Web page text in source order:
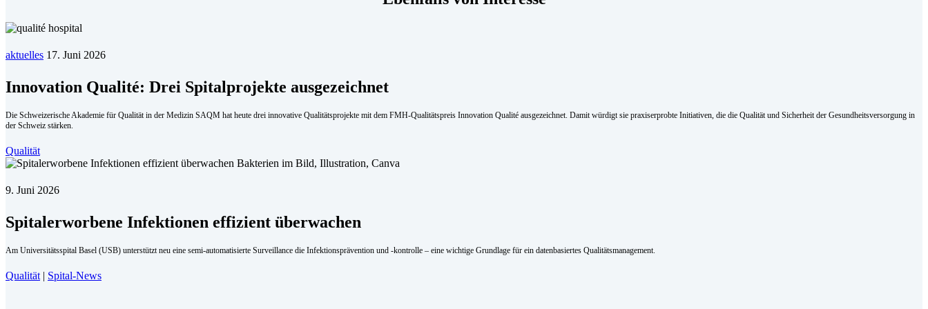
aktuelles 17. Juni 2026
Innovation Qualité: Drei Spitalprojekte ausgezeichnet
Die Schweizerische Akademie für Qualität in der Medizin SAQM hat heute drei innovative Qualitätsprojekte mit dem FMH-Qualitätspreis Innovation Qualité ausgezeichnet. Damit würdigt sie praxiserprobte Initiativen, die die Qualität und Sicherheit der Gesundheitsversorgung in
der Schweiz stärken.
Qualität
9. Juni 2026
Spitalerworbene Infektionen effizient überwachen
Am Universitätsspital Basel (USB) unterstützt neu eine semi-automatisierte Surveillance die Infek­tionsprävention und -kontrolle – eine wichtige Grundlage für ein datenbasiertes Qualitätsmanagement.
Qualität | Spital-News